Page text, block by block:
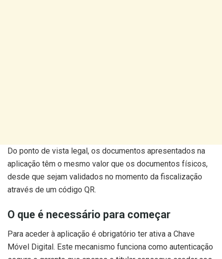
Do ponto de vista legal, os documentos apresentados na
aplicação têm o mesmo valor que os documentos físicos,
desde que sejam validados no momento da fiscalização
através de um código QR.
O que é necessário para começar
Para aceder à aplicação é obrigatório ter ativa a Chave
Móvel Digital. Este mecanismo funciona como autenticação